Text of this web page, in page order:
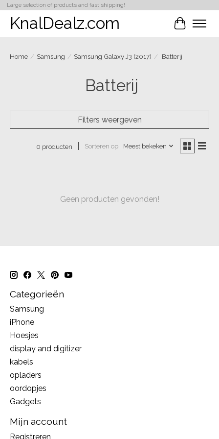
Large selection of products and fast shipping!
KnalDealz.com
Home / Samsung / Samsung Galaxy J3 (2017) / Batterij
Batterij
Filters weergeven
0 producten Sorteren op Meest bekeken
Geen producten gevonden!
Categorieën
Samsung
iPhone
Hoesjes
display and digitizer
kabels
opladers
oordopjes
Gadgets
Mijn account
Registreren